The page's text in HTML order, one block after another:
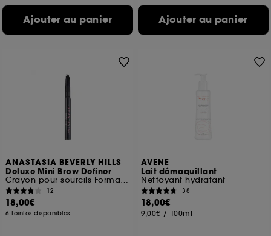
Ajouter au panier Ajouter au panier
ANASTASIA BEVERLY HILLS
Deluxe Mini Brow Definer
Crayon pour sourcils Format Voyage
12
18,00€
6 teintes disponibles
AVENE
Lait démaquillant
Nettoyant hydratant
38
18,00€
9,00€ / 100ml